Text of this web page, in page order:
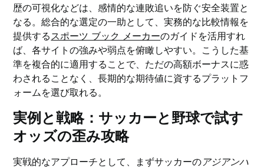
歴の可視化などは、感情的な連敗追いを防ぐ安全装置と
なる。総合的な選定の一助として、実務的な比較情報を
提供するスポーツ ブック メーカーのガイドを活用すれ
ば、各サイトの強みや弱点を俯瞰しやすい。こうした基
準を複合的に適用することで、ただの高額ボーナスに惑
わされることなく、長期的な期待値に資するプラットフ
ォームを選び取れる。
実例と戦略：サッカーと野球で試す
オッズの歪み攻略
実戦的なアプローチとして、まずサッカーの アジアンハ